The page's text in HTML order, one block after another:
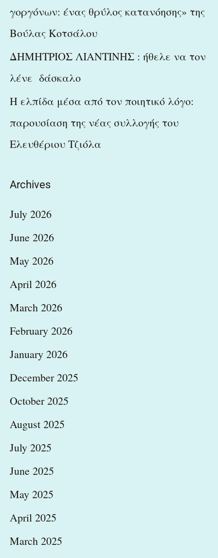
γοργόνων: ένας θρύλος κατανόησης» της
Βούλας Κοτσάλου
ΔΗΜΗΤΡΙΟΣ ΛΙΑΝΤΙΝΗΣ : ήθελε να τον
λένε δάσκαλο
Η ελπίδα μέσα από τον ποιητικό λόγο:
παρουσίαση της νέας συλλογής του
Ελευθέριου Τζιόλα
Archives
July 2026
June 2026
May 2026
April 2026
March 2026
February 2026
January 2026
December 2025
October 2025
August 2025
July 2025
June 2025
May 2025
April 2025
March 2025